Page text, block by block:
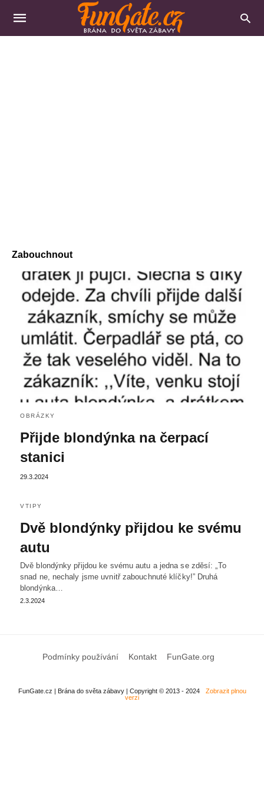
Zabouchnout
OBRÁZKY
Přijde blondýnka na čerpací
stanici
29.3.2024
VTIPY
Dvě blondýnky přijdou ke svému
autu
Dvě blondýnky přijdou ke svému autu a jedna se zděsí: „To
snad ne, nechaly jsme uvnitř zabouchnuté klíčky!” Druhá
blondýnka…
2.3.2024
Podmínky používání Kontakt FunGate.org
FunGate.cz | Brána do světa zábavy | Copyright © 2013 - 2024
Zobrazit plnou
verzi